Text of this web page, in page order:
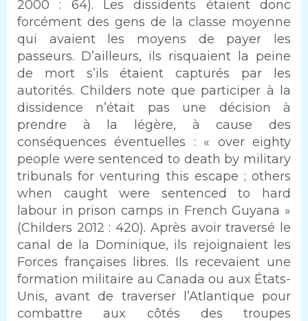
2000 : 64). Les dissidents étaient donc
forcément des gens de la classe moyenne
qui avaient les moyens de payer les
passeurs. D’ailleurs, ils risquaient la peine
de mort s’ils étaient capturés par les
autorités. Childers note que participer à la
dissidence n’était pas une décision à
prendre à la légère, à cause des
conséquences éventuelles : « over eighty
people were sentenced to death by military
tribunals for venturing this escape ; others
when caught were sentenced to hard
labour in prison camps in French Guyana »
(Childers 2012 : 420). Après avoir traversé le
canal de la Dominique, ils rejoignaient les
Forces françaises libres. Ils recevaient une
formation militaire au Canada ou aux États-
Unis, avant de traverser l’Atlantique pour
combattre aux côtés des troupes